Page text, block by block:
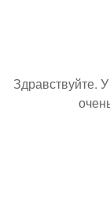
Здравствуйте.